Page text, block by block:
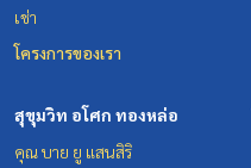
เช่า
โครงการของเรา
สุขุมวิท อโศก ทองหล่อ
คุณ บาย ยู แสนสิริ